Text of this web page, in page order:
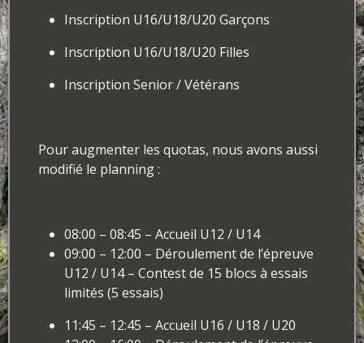
Inscription U16/U18/U20 Garçons
Inscription U16/U18/U20 Filles
Inscription Senior / Vétérans
Pour augmenter les quotas, nous avons aussi
modifié le planning :
08:00 – 08:45 – Accueil U12 / U14
09:00 – 12:00 – Déroulement de l’épreuve
U12 / U14 – Contest de 15 blocs à essais
limités (5 essais)
11:45 – 12:45 – Accueil U16 / U18 / U20